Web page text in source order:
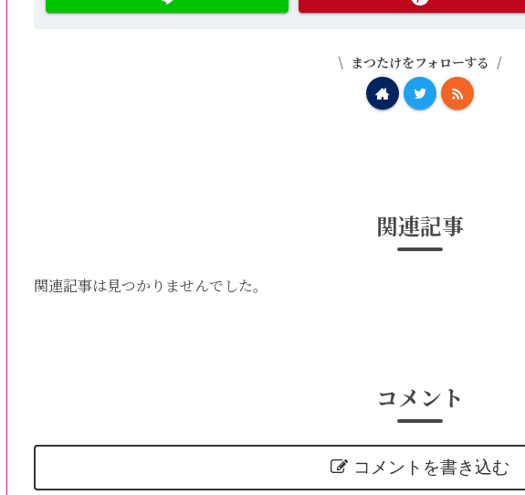
まつたけをフォローする
関連記事
関連記事は見つかりませんでした。
コメント
コメントを書き込む